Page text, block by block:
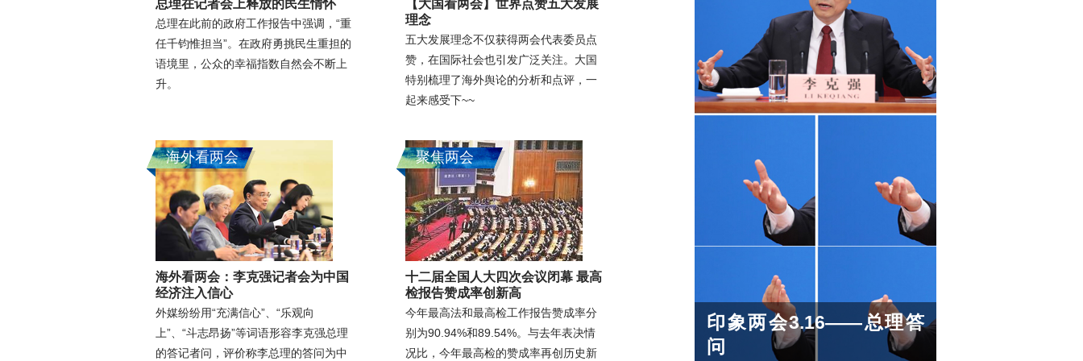
总理在记者会上释放的民生情怀
总理在此前的政府工作报告中强调，“重
任千钧惟担当”。在政府勇挑民生重担的
语境里，公众的幸福指数自然会不断上
升。
【大国看两会】世界点赞五大发展
理念
五大发展理念不仅获得两会代表委员点
赞，在国际社会也引发广泛关注。大国
特别梳理了海外舆论的分析和点评，一
起来感受下~~
海外看两会
海外看两会：李克强记者会为中国
经济注入信心
外媒纷纷用“充满信心”、“乐观向
上”、“斗志昂扬”等词语形容李克强总理
的答记者问，评价称李总理的答问为中
聚焦两会
十二届全国人大四次会议闭幕 最高
检报告赞成率创新高
今年最高法和最高检工作报告赞成率分
别为90.94%和89.54%。与去年表决情
况比，今年最高检的赞成率再创历史新
印象两会3.16——总理答
问